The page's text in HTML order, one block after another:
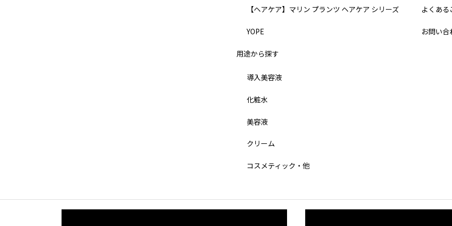
【ヘアケア】マリン プランツ ヘアケア シリーズ
YOPE
用途から探す
導入美容液
化粧水
美容液
クリーム
コスメティック・他
よくある
お問い合